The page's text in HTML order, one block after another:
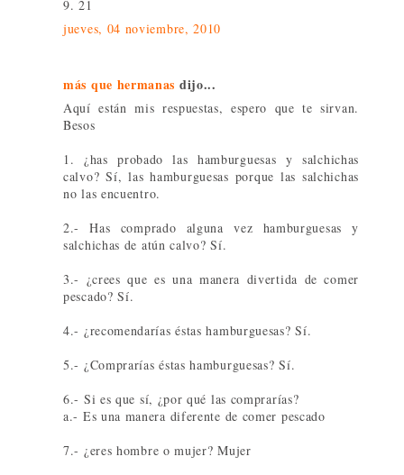
9. 21
jueves, 04 noviembre, 2010
más que hermanas dijo...
Aquí están mis respuestas, espero que te sirvan.
Besos
1. ¿has probado las hamburguesas y salchichas
calvo? Sí, las hamburguesas porque las salchichas
no las encuentro.
2.- Has comprado alguna vez hamburguesas y
salchichas de atún calvo? Sí.
3.- ¿crees que es una manera divertida de comer
pescado? Sí.
4.- ¿recomendarías éstas hamburguesas? Sí.
5.- ¿Comprarías éstas hamburguesas? Sí.
6.- Si es que sí, ¿por qué las comprarías?
a.- Es una manera diferente de comer pescado
7.- ¿eres hombre o mujer? Mujer